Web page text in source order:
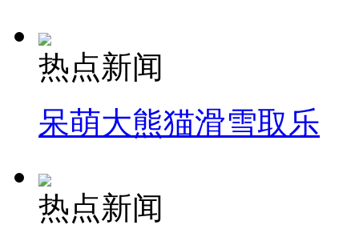
热点新闻
呆萌大熊猫滑雪取乐
热点新闻